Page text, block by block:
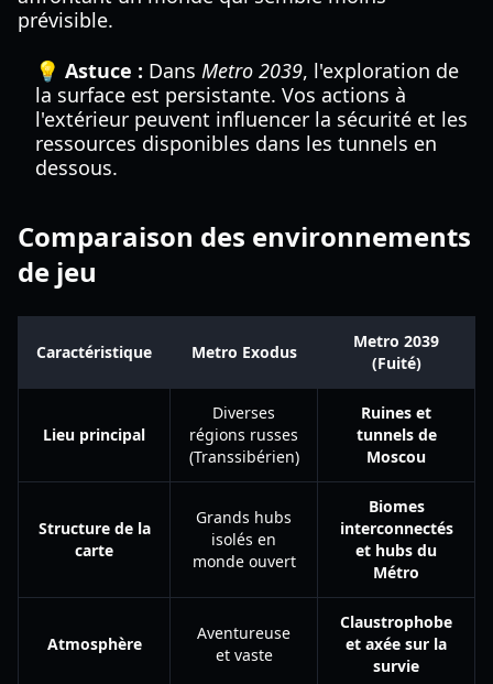
prévisible.
💡 Astuce : Dans Metro 2039, l'exploration de
la surface est persistante. Vos actions à
l'extérieur peuvent influencer la sécurité et les
ressources disponibles dans les tunnels en
dessous.
Comparaison des environnements
de jeu
Caractéristique Metro Exodus
Metro 2039
(Fuité)
Lieu principal
Diverses
régions russes
(Transsibérien)
Ruines et
tunnels de
Moscou
Structure de la
carte
Grands hubs
isolés en
monde ouvert
Biomes
interconnectés
et hubs du
Métro
Atmosphère
Aventureuse
et vaste
Claustrophobe
et axée sur la
survie